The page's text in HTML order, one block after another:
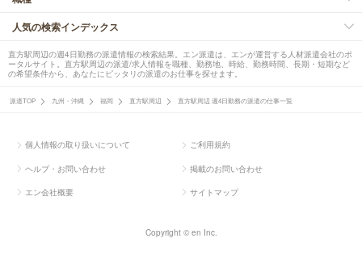
人気の検索インデックス
直方駅周辺の週4日勤務の派遣情報の検索結果。エン派遣は、エンが運営する人材派遣会社のポ
ータルサイト。直方駅周辺の派遣/求人情報を職種、勤務地、時給、勤務時間、長期・短期など
の希望条件から、あなたにピッタリの派遣のお仕事を探せます。
派遣TOP 九州・沖縄 福岡 直方駅周辺 直方駅周辺 週4日勤務の派遣の仕事一覧
個人情報の取り扱いについて ご利用規約
ヘルプ・お問い合わせ 掲載のお問い合わせ
エン会社概要 サイトマップ
Copyright © en Inc.